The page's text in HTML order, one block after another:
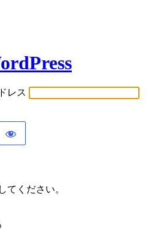
レス
てください。